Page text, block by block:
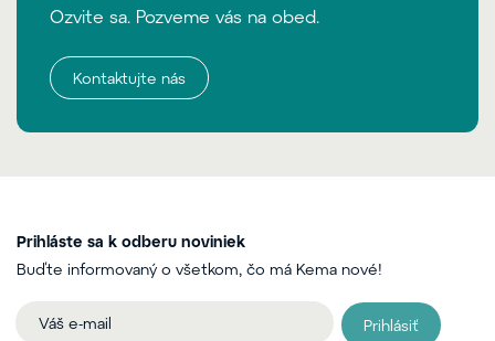
Ozvite sa. Pozveme vás na obed.
Kontaktujte nás
Prihláste sa k odberu noviniek
Buďte informovaný o všetkom, čo má Kema nové!
Prihlásiť